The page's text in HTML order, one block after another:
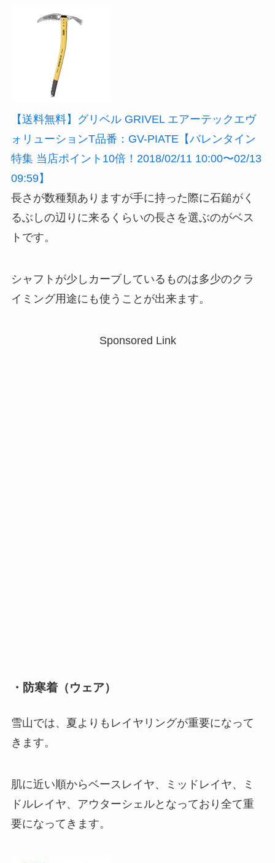
【送料無料】グリベル GRIVEL エアーテックエヴ
ォリューションT品番：GV-PIATE【バレンタイン
特集 当店ポイント10倍！2018/02/11 10:00〜02/13
09:59】
長さが数種類ありますが手に持った際に石鎚がく
るぶしの辺りに来るくらいの長さを選ぶのがベス
トです。
シャフトが少しカーブしているものは多少のクラ
イミング用途にも使うことが出来ます。
Sponsored Link
・防寒着（ウェア）
雪山では、夏よりもレイヤリングが重要になって
きます。
肌に近い順からベースレイヤ、ミッドレイヤ、ミ
ドルレイヤ、アウターシェルとなっており全て重
要になってきます。